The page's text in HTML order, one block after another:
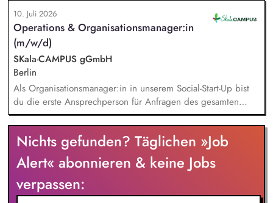
entwickelst und motivierst das Team und schaffst Klarheit über
Rollen, Zuständigkeiten und Erwartungen. Du analysierst,
entwickelst und optimierst bestehende Prozesse und
Organisationsstrukturen und verantwortest ein professionelles
Informations- und Wissensmanagement.
10. Juli 2026
Operations & Organisationsmanager:in
(m/w/d)
SKala-CAMPUS gGmbH
Berlin
Als Organisationsmanager:in in unserem Social-Start-Up bist
du die erste Ansprechperson für Anfragen des gesamten
Teams. Du unterstützt mit durchdachten Prozessen, passenden
Tools und individueller Beratung. Dabei schaust du über den
Tellerrand, erkennst Bedarfe frühzeitig und findest
pragmatische Lösungen, bevor aus kleinen Reibungen große
Hürden werden. Du gestaltest und entwickelst Prozesse
kreativ weiter und stellst sicher, dass sie im Alltag umgesetzt
werden und Wirkung entfalten.
Nichts gefunden? Täglichen »Job
Alert« abonnieren & keine Jobs
verpassen: